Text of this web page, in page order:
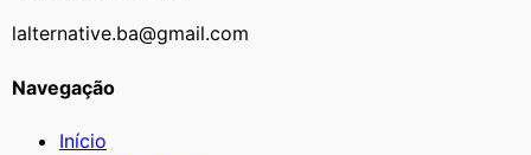
lalternative.ba@gmail.com
Navegação
Início